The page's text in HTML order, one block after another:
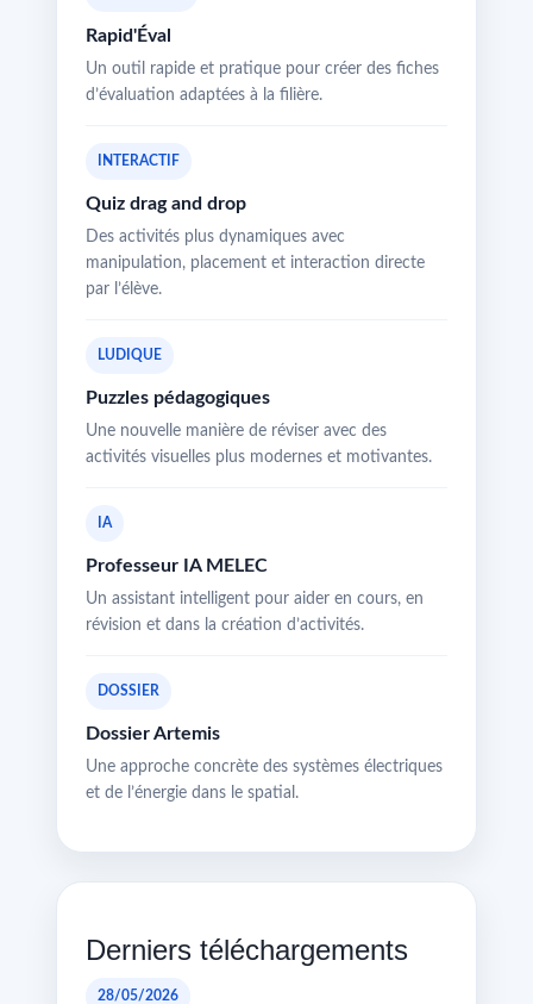
Rapid'Éval
Un outil rapide et pratique pour créer des fiches
d’évaluation adaptées à la filière.
INTERACTIF
Quiz drag and drop
Des activités plus dynamiques avec
manipulation, placement et interaction directe
par l’élève.
LUDIQUE
Puzzles pédagogiques
Une nouvelle manière de réviser avec des
activités visuelles plus modernes et motivantes.
IA
Professeur IA MELEC
Un assistant intelligent pour aider en cours, en
révision et dans la création d’activités.
DOSSIER
Dossier Artemis
Une approche concrète des systèmes électriques
et de l’énergie dans le spatial.
Derniers téléchargements
28/05/2026